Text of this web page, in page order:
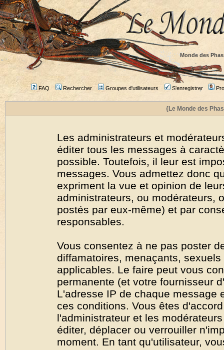
Monde des
FAQ Rechercher Groupes d'utilisateurs S'enregistrer
{Le Monde des
Les administrateurs et
éditer tous les messages à
possible. Toutefois, il leur est
messages. Vous admettez donc
expriment la vue et opinion de
administrateurs, ou modérateurs,
postés par eux-même) et par
responsables.
Vous consentez à ne pas poster
diffamatoires, menaçants,
applicables. Le faire peut vous
permanente (et votre fournisseur
L'adresse IP de chaque message
ces conditions. Vous êtes
l'administrateur et les
éditer, déplacer ou verrouiller
moment. En tant qu'utilisateur,